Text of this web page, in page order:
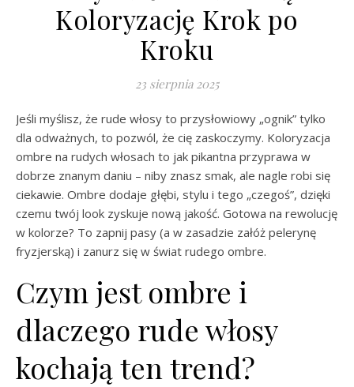
Koloryzację Krok po
Kroku
23 sierpnia 2025
Jeśli myślisz, że rude włosy to przysłowiowy „ognik” tylko
dla odważnych, to pozwól, że cię zaskoczymy. Koloryzacja
ombre na rudych włosach to jak pikantna przyprawa w
dobrze znanym daniu – niby znasz smak, ale nagle robi się
ciekawie. Ombre dodaje głębi, stylu i tego „czegoś”, dzięki
czemu twój look zyskuje nową jakość. Gotowa na rewolucję
w kolorze? To zapnij pasy (a w zasadzie załóż pelerynę
fryzjerską) i zanurz się w świat rudego ombre.
Czym jest ombre i
dlaczego rude włosy
kochają ten trend?